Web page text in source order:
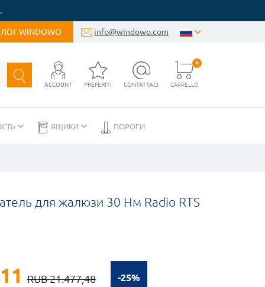
WINDOWO info@windowo.com
ACCOUNT PREFERITI CONTATTACI CARRELLO
0
ЯЩИКИ ПОРОГИ
для жалюзи 30 Нм Radio RTS
-25%
RUB 21.477,48